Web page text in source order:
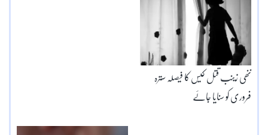
ننھی زینب قتل کیس کا فیصلہ سترہ
فروری کو سنایا جائے